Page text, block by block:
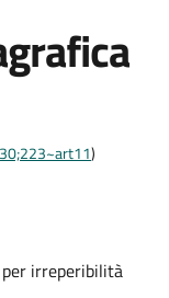
)
per irreperibilità